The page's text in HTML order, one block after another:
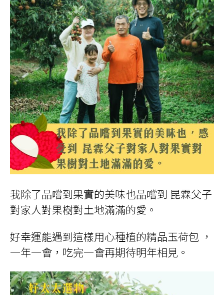
我除了品嚐到果實的美味也品嚐到 昆霖父子
對家人對果樹對土地滿滿的愛。
好幸運能遇到這樣用心種植的精品玉荷包 ，
一年一會，吃完一會再期待明年相見。